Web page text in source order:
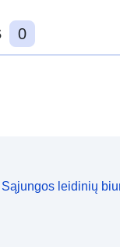
0
Sąjungos leidinių